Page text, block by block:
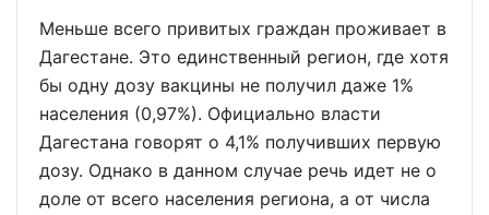
Меньше всего привитых граждан проживает в
Дагестане. Это единственный регион, где хотя
бы одну дозу вакцины не получил даже 1%
населения (0,97%). Официально власти
Дагестана говорят о 4,1% получивших первую
дозу. Однако в данном случае речь идет не о
доле от всего населения региона, а от числа